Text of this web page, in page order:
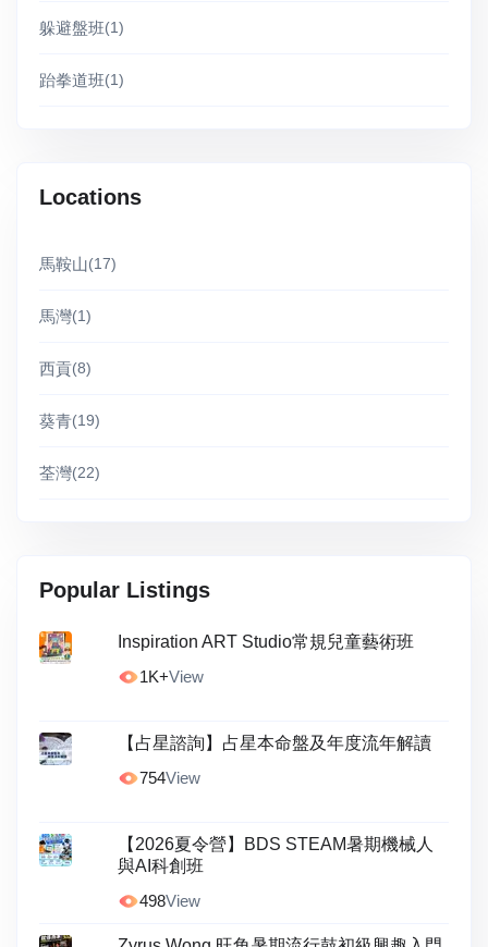
躲避盤班(1)
跆拳道班(1)
Locations
馬鞍山(17)
馬灣(1)
西貢(8)
葵青(19)
荃灣(22)
Popular Listings
Inspiration ART Studio常規兒童藝術班
1K+View
【占星諮詢】占星本命盤及年度流年解讀
754View
【2026夏令營】BDS STEAM暑期機械人
與AI科創班
498View